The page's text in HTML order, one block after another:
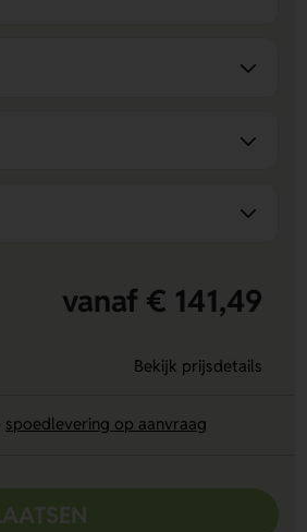
vanaf € 141,49
Bekijk prijsdetails
spoedlevering op aanvraag